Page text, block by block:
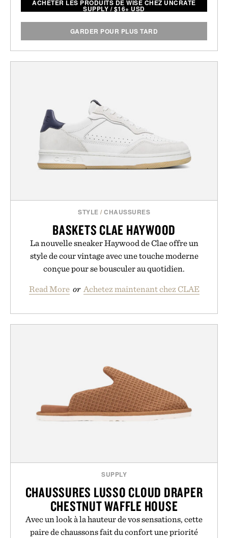
ACHETER LES PRODUITS DE WISE CHEZ UNCRATE
SUPPLY /$16+ USD
GARDER POUR PLUS TARD
STYLE /CHAUSSURES
BASKETS CLAE HAYWOOD
La nouvelle sneaker Haywood de Clae offre un
style de cour vintage avec une touche moderne
conçue pour se bousculer au quotidien.
Read More or Achetez maintenant chez CLAE
SUPPLY
CHAUSSURES LUSSO CLOUD DRAPER
CHESTNUT WAFFLE HOUSE
Avec un look à la hauteur de vos sensations, cette
paire de chaussons fait du confort une priorité